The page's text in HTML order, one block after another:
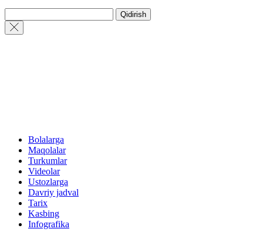
Qidirish
Bolalarga
Maqolalar
Turkumlar
Videolar
Ustozlarga
Davriy jadval
Tarix
Kasbing
Infografika